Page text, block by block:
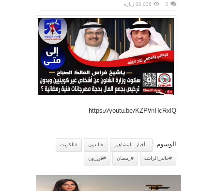
0 20,036 زيارة
https://youtu.be/KZP7nHcRxlQ
الوسوم : _أخبار_المشاهير #البدون #الكويت
#خالد_الراشد #رمضان #قن_ون